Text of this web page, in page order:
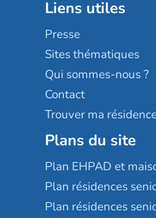
Les villages d'or
Sérénys
Résidences
Liens utiles
Presse
Sites thématiques
Qui sommes-nous ?
Contact
Trouver ma
Plans du site
Plan EHPAD et
Plan résidences
Plan résidences